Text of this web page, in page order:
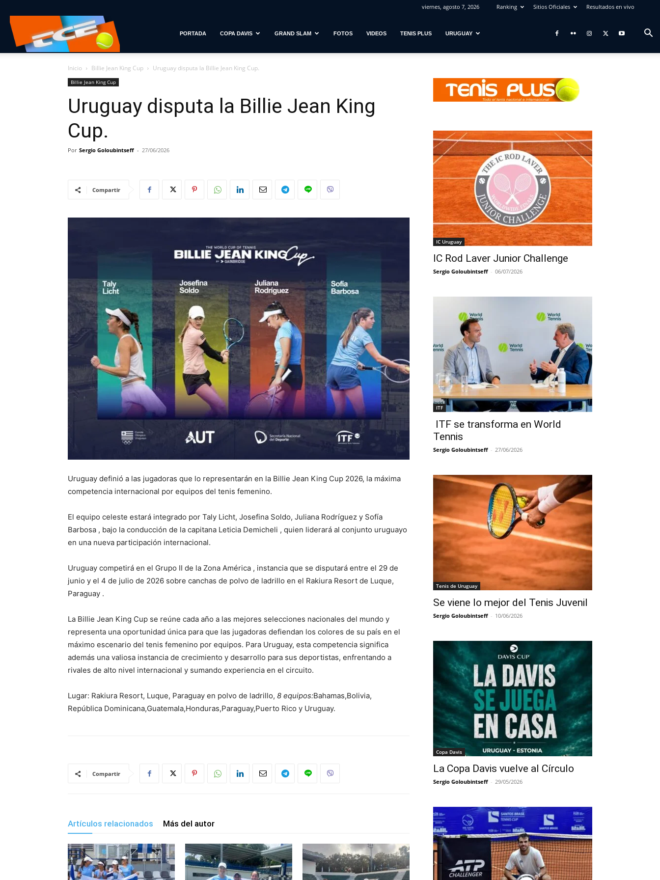
viernes, agosto 7, 2026 Ranking Sitios Oficiales Resultados en vivo
con
Estilo
PORTADA COPA DAVIS GRAND SLAM FOTOS VIDEOS TENIS PLUS URUGUAY
Inicio Billie Jean King Cup Uruguay disputa la Billie Jean King Cup.
Billie Jean King Cup
Uruguay disputa la Billie Jean King
Cup.
Por Sergio Goloubintseff - 27/06/2026
Compartir
Uruguay definió a las jugadoras que lo representarán en la Billie Jean King Cup 2026, la máxima
competencia internacional por equipos del tenis femenino.
El equipo celeste estará integrado por Taly Licht, Josefina Soldo, Juliana Rodríguez y Sofía
Barbosa , bajo la conducción de la capitana Leticia Demicheli , quien liderará al conjunto uruguayo
en una nueva participación internacional.
Uruguay competirá en el Grupo II de la Zona América , instancia que se disputará entre el 29 de
junio y el 4 de julio de 2026 sobre canchas de polvo de ladrillo en el Rakiura Resort de Luque,
Paraguay .
La Billie Jean King Cup se reúne cada año a las mejores selecciones nacionales del mundo y
representa una oportunidad única para que las jugadoras defiendan los colores de su país en el
máximo escenario del tenis femenino por equipos. Para Uruguay, esta competencia significa
además una valiosa instancia de crecimiento y desarrollo para sus deportistas, enfrentando a
rivales de alto nivel internacional y sumando experiencia en el circuito.
Lugar: Rakiura Resort, Luque, Paraguay en polvo de ladrillo, 8 equipos:Bahamas,Bolivia,
República Dominicana,Guatemala,Honduras,Paraguay,Puerto Rico y Uruguay.
Compartir
Artículos relacionados Más del autor
IC Uruguay
IC Rod Laver Junior Challenge
Sergio Goloubintseff - 06/07/2026
ITF
ITF se transforma en World
Tennis
Sergio Goloubintseff - 27/06/2026
Tenis de Uruguay
Se viene lo mejor del Tenis Juvenil
Sergio Goloubintseff - 10/06/2026
Copa Davis
La Copa Davis vuelve al Círculo
Sergio Goloubintseff - 29/05/2026